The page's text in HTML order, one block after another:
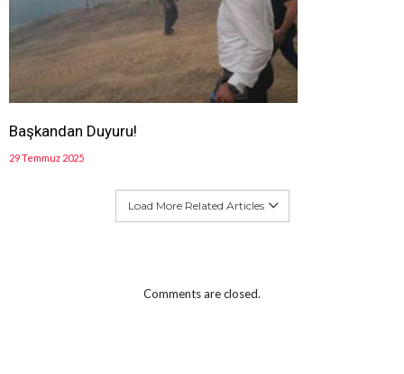
Başkandan Duyuru!
29 Temmuz 2025
Load More Related Articles
Comments are closed.